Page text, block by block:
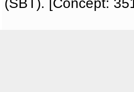
(SBT). [Concept: